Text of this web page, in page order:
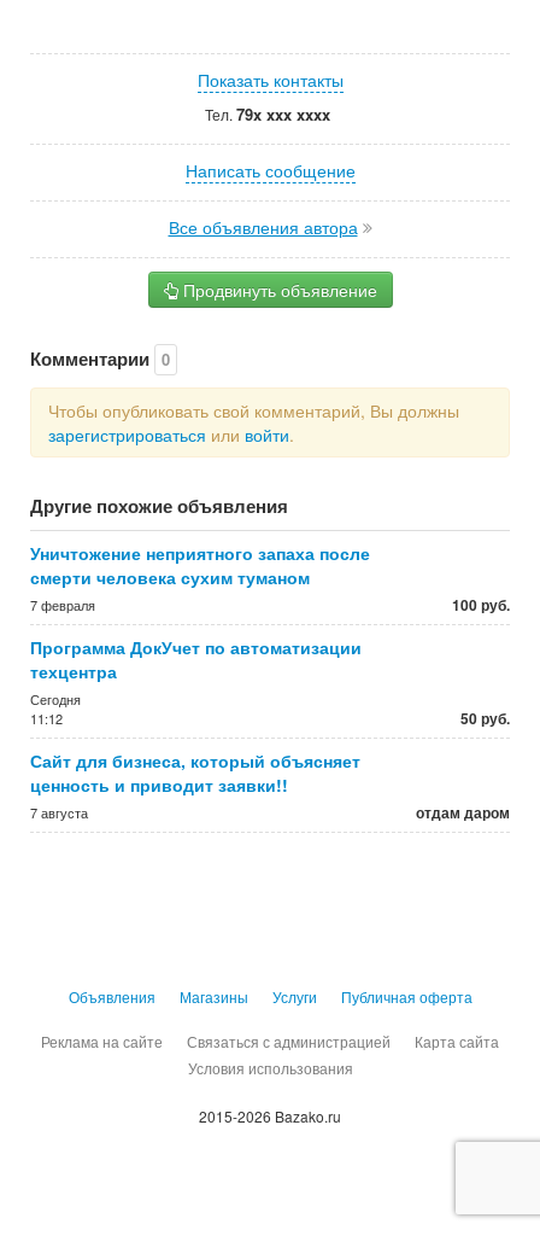
Показать контакты
Тел. 79x xxx xxxx
Написать сообщение
Все объявления автора
Продвинуть объявление
Комментарии 0
Чтобы опубликовать свой комментарий, Вы должны
зарегистрироваться или войти.
Другие похожие объявления
Уничтожение неприятного запаха после
смерти человека сухим туманом
7 февраля 100 руб.
Программа ДокУчет по автоматизации
техцентра
Сегодня
11:12
50 руб.
Сайт для бизнеса, который объясняет
ценность и приводит заявки!!
7 августа отдам даром
Объявления Магазины Услуги Публичная оферта
Реклама на сайте Связаться с администрацией
Карта сайта
Условия использования
2015-2026 Bazako.ru